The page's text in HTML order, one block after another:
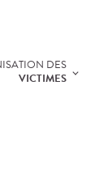
DES
VICTIMES